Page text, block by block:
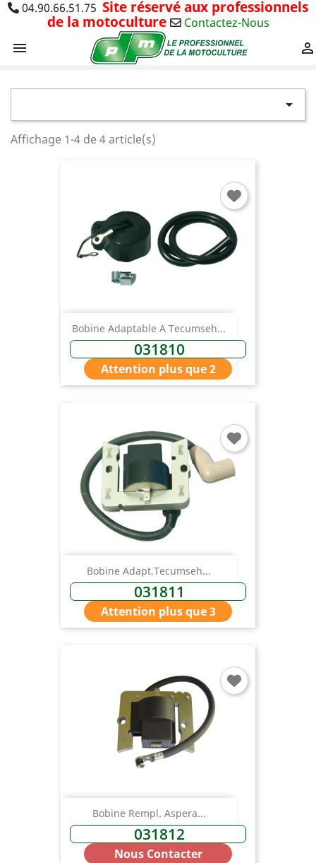
04.90.66.51.75 Site réservé aux professionnels
de la motoculture
Contactez-Nous
 

Affichage 1-4 de 4 article(s)
Bobine Adaptable A Tecumseh...
031810
Attention plus que 2
Bobine Adapt.Tecumseh...
031811
Attention plus que 3
Bobine Rempl. Aspera...
031812
Nous Contacter
Connexion
You need to be logged in to save products in your